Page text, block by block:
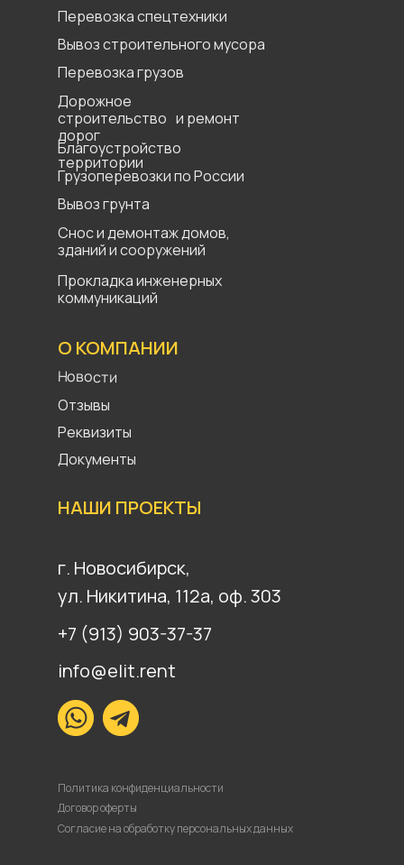
О КОМПАНИИ
НАШИ ПРОЕКТЫ
Согласие на обработку персональных данных
Договор оферты
Политика конфиденциальности
info@elit.rent
+7 (913) 903-37-37
г. Новосибирск,
ул. Никитина, 112а, оф. 303
Прокладка инженерных
коммуникаций
Снос и демонтаж домов,
зданий и сооружений
Благоустройство
территории
Дорожное
строительство и ремонт
дорог
Вывоз строительного мусора
Вывоз грунта
Грузоперевозки по России
Перевозка грузов
Перевозка спецтехники
Документы
Реквизиты
Отзывы
Новости